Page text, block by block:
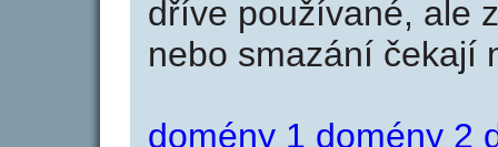
dříve používané, ale
nebo smazání čekají
domény 1 domény 2